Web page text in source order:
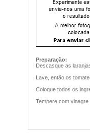
Preparação:
Descasque as
Lave, então os
Coloque todos os
Tempere com vinagre